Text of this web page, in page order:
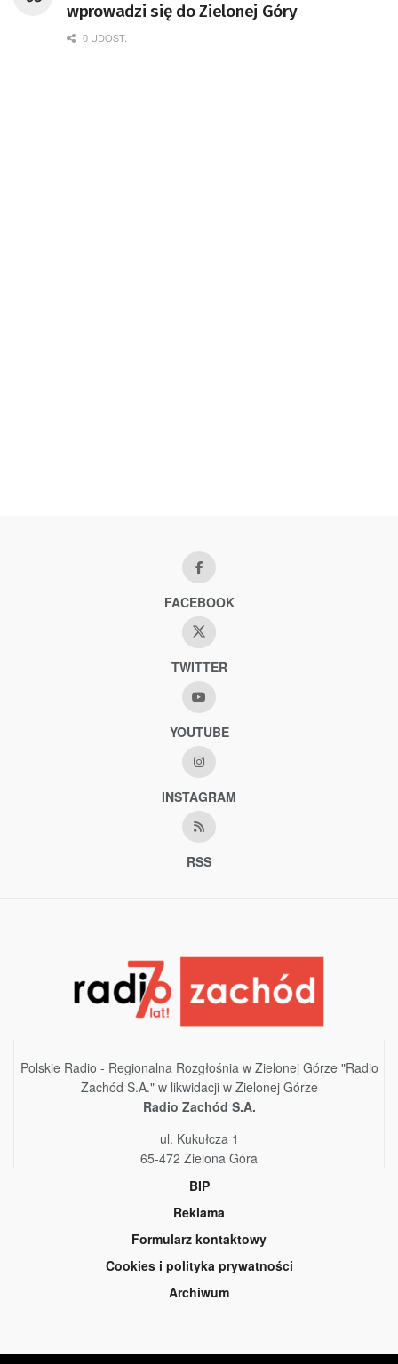
wprowadzi się do Zielonej Góry
0 UDOST.
FACEBOOK
TWITTER
YOUTUBE
INSTAGRAM
RSS
Polskie Radio - Regionalna Rozgłośnia w Zielonej Górze "Radio
Zachód S.A." w likwidacji w Zielonej Górze
Radio Zachód S.A.
ul. Kukułcza 1
65-472 Zielona Góra
BIP
Reklama
Formularz kontaktowy
Cookies i polityka prywatności
Archiwum